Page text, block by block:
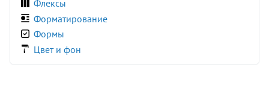
clear
clip
clip-path
Флексы
Форматирование
Формы
Цвет и фон